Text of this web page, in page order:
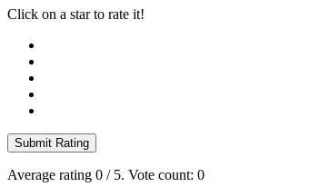
Click on a star to rate it!
Submit Rating
Average rating 0 / 5. Vote count: 0